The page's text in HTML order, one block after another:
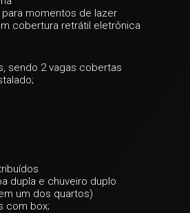
para momentos de lazer
cobertura retrátil eletrônica
sendo 2 vagas cobertas
dupla e chuveiro duplo
um dos quartos)
com box;